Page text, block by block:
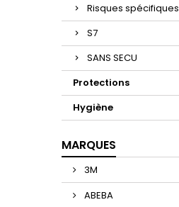
Risques spécifiques
S7
SANS SECU
Protections
Hygiène
MARQUES
3M
ABEBA